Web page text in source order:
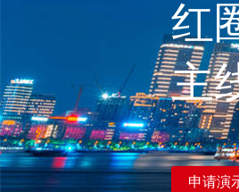
红
主
申请演